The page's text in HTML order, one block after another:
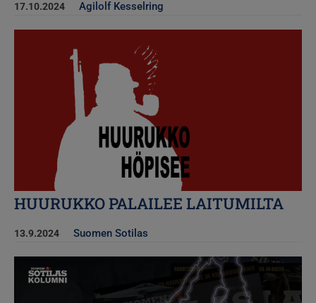
17.10.2024 Agilolf Kesselring
HUURUKKO PALAILEE LAITUMILTA
13.9.2024 Suomen Sotilas
Kuva